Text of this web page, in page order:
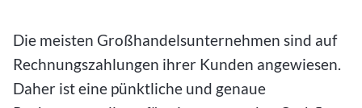
Die meisten Großhandelsunternehmen sind auf
Rechnungszahlungen ihrer Kunden angewiesen.
Daher ist eine pünktliche und genaue